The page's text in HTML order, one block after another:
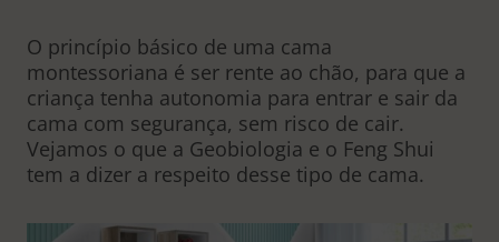
O princípio básico de uma cama
montessoriana é ser rente ao chão, para que a
criança tenha autonomia para entrar e sair da
cama com segurança, sem risco de cair.
Vejamos o que a Geobiologia e o Feng Shui
tem a dizer a respeito desse tipo de cama.